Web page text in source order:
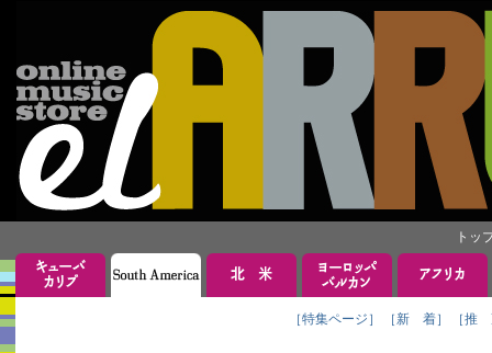
トッ
［特集ページ］ ［新 着］ ［推